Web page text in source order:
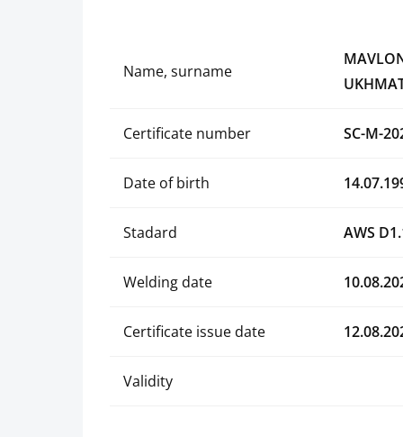
Name, surname
Certificate number SC-M-
Date of birth
Stadard AWS
Welding date
Certificate issue date
Validity